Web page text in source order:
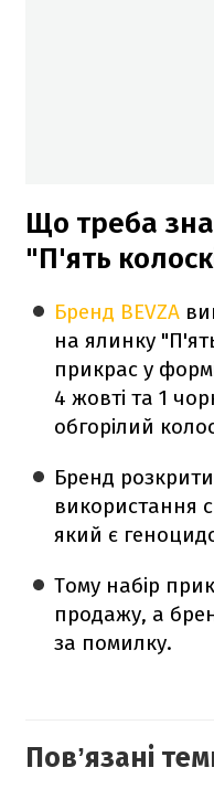
Що треба
"П'ять
Бренд BEVZA
на ялинку
прикрас у
4 жовті та 1
обгорілий
Бренд
використання
який є
Тому набір
продажу, а
за помилку.
Повʼязані